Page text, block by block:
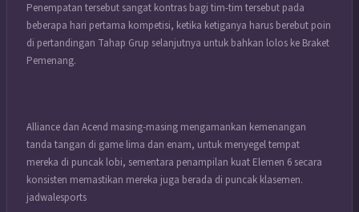
Penempatan tersebut sangat kontras bagi tim-tim tersebut pada
beberapa hari pertama kompetisi, ketika ketiganya harus berebut poin
di pertandingan Tahap Grup selanjutnya untuk bahkan lolos ke Braket
Pemenang.
Alliance dan Acend masing-masing mengamankan kemenangan
tanda tangan di game lima dan enam, untuk menyegel tempat
mereka di puncak lobi, sementara penampilan kuat Elemen 6 secara
konsisten memastikan mereka juga berada di puncak klasemen.
jadwalesports